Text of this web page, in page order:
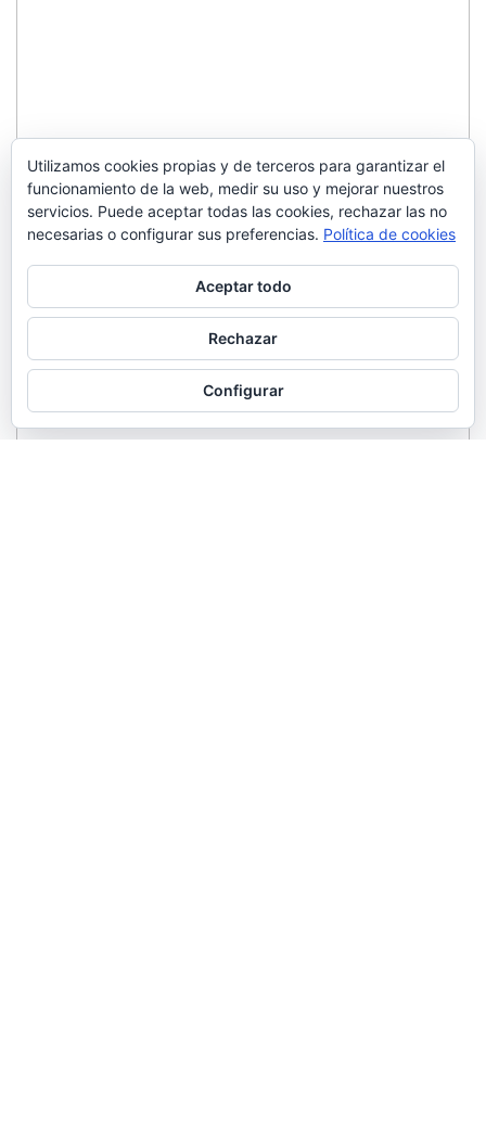
Utilizamos cookies propias y de terceros para garantizar el
funcionamiento de la web, medir su uso y mejorar nuestros
servicios. Puede aceptar todas las cookies, rechazar las no
necesarias o configurar sus preferencias. Política de cookies
Aceptar todo
Rechazar
Configurar